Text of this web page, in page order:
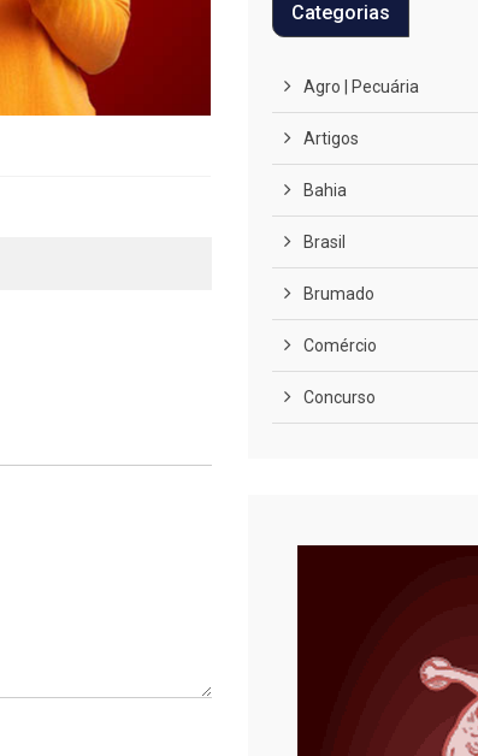
Categorias
Agro | Pecuária
Artigos
Bahia
Brasil
Brumado
Comércio
Concurso